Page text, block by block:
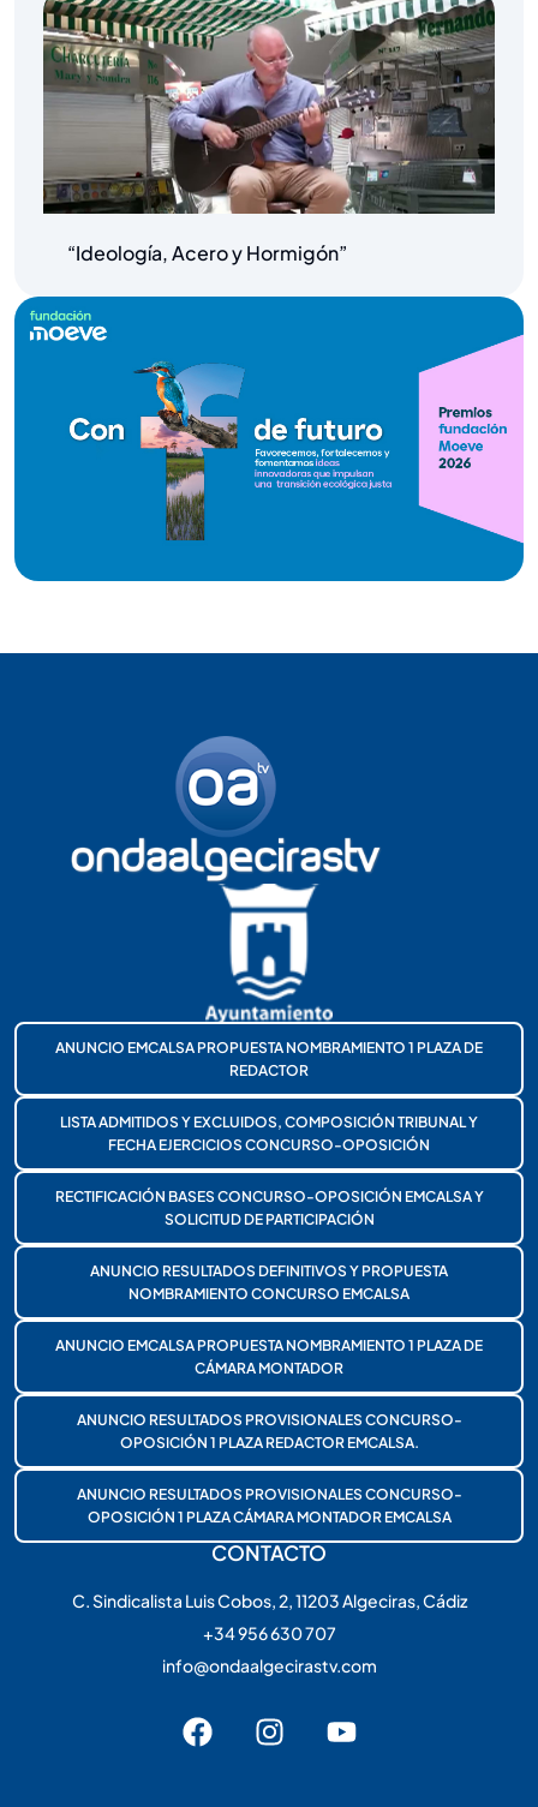
“Ideología, Acero y Hormigón”
ANUNCIO EMCALSA PROPUESTA NOMBRAMIENTO 1 PLAZA DE
REDACTOR
LISTA ADMITIDOS Y EXCLUIDOS, COMPOSICIÓN TRIBUNAL Y
FECHA EJERCICIOS CONCURSO-OPOSICIÓN
RECTIFICACIÓN BASES CONCURSO-OPOSICIÓN EMCALSA Y
SOLICITUD DE PARTICIPACIÓN
ANUNCIO RESULTADOS DEFINITIVOS Y PROPUESTA
NOMBRAMIENTO CONCURSO EMCALSA
ANUNCIO EMCALSA PROPUESTA NOMBRAMIENTO 1 PLAZA DE
CÁMARA MONTADOR
ANUNCIO RESULTADOS PROVISIONALES CONCURSO-
OPOSICIÓN 1 PLAZA REDACTOR EMCALSA.
ANUNCIO RESULTADOS PROVISIONALES CONCURSO-
OPOSICIÓN 1 PLAZA CÁMARA MONTADOR EMCALSA
CONTACTO
C. Sindicalista Luis Cobos, 2, 11203 Algeciras, Cádiz
+34 956 630 707
info@ondaalgecirastv.com